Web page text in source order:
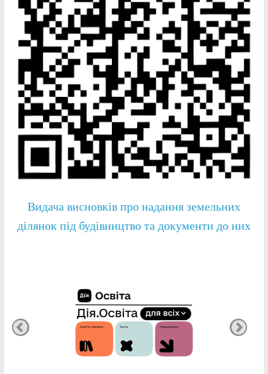
Видача висновків про надання земельних
ділянок під будівництво та документи до них